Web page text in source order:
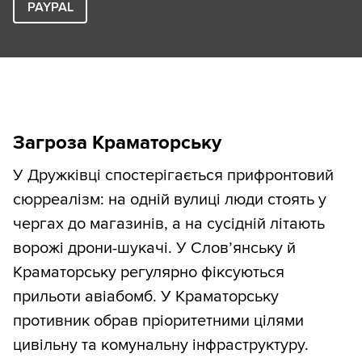
PAYPAL
Загроза Краматорську
У Дружківці спостерігається прифронтовий
сюрреалізм: на одній вулиці люди стоять у
чергах до магазинів, а на сусідній літають
ворожі дрони-шукачі. У Слов’янську й
Краматорську регулярно фіксуються
прильоти авіабомб. У Краматорську
противник обрав пріоритетними цілями
цивільну та комунальну інфраструктуру.